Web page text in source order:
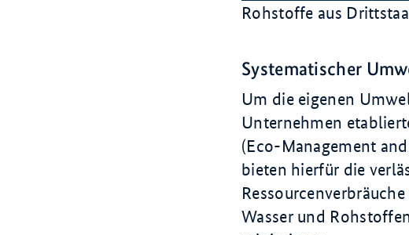
Rohstoffe aus
Systematischer
Um die eigenen
Unternehmen
(Eco-Management
bieten hierfür die
Wasser und